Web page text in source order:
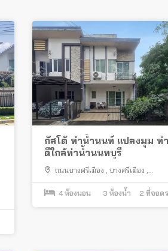
กัสโต้ ท่าน้ำนนท์ แปลงมุม ทำ
ดีใกล้ท่าน้ำนนทบุรี
ถนนบางศรีเมือง , บางศรีเมือง ,
เมืองนนทบุรี
4 ห้องนอน 3 ห้องน้ำ 2 ที่จอด